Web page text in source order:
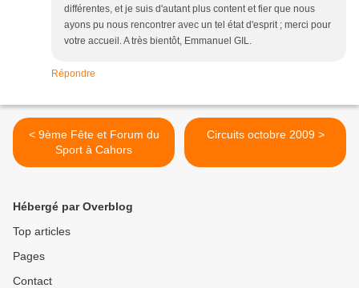
différentes, et je suis d'autant plus content et fier que nous
ayons pu nous rencontrer avec un tel état d'esprit ; merci pour
votre accueil. A très bientôt, Emmanuel GIL.
Répondre
< 9ème Fête et Forum du
Sport à Cahors
Circuits octobre 2009 >
Hébergé par Overblog
Top articles
Pages
Contact